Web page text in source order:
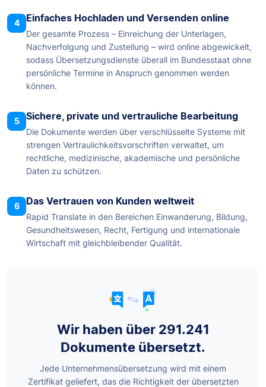
4 Einfaches Hochladen und Versenden online
Der gesamte Prozess – Einreichung der Unterlagen,
Nachverfolgung und Zustellung – wird online abgewickelt,
sodass Übersetzungsdienste überall im Bundesstaat ohne
persönliche Termine in Anspruch genommen werden
können.
5 Sichere, private und vertrauliche Bearbeitung
Die Dokumente werden über verschlüsselte Systeme mit
strengen Vertraulichkeitsvorschriften verwaltet, um
rechtliche, medizinische, akademische und persönliche
Daten zu schützen.
6 Das Vertrauen von Kunden weltweit
Rapid Translate in den Bereichen Einwanderung, Bildung,
Gesundheitswesen, Recht, Fertigung und internationale
Wirtschaft mit gleichbleibender Qualität.
Wir haben über 291.241
Dokumente übersetzt.
Jede Unternehmensübersetzung wird mit einem
Zertifikat geliefert, das die Richtigkeit der übersetzten